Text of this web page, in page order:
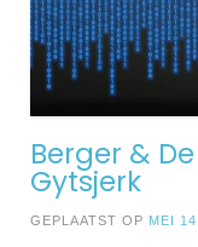
Berger &
Gytsjerk
GEPLAATST OP MEI